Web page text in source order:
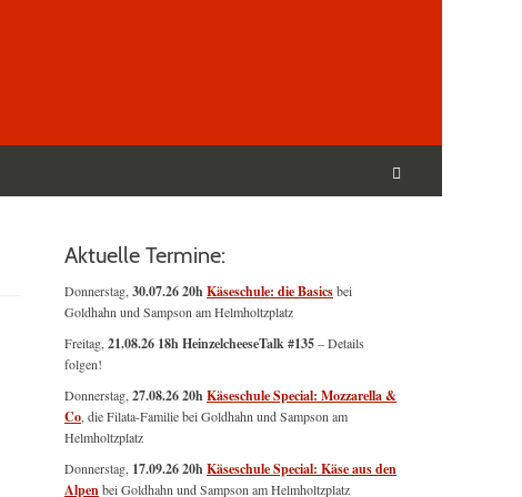
Aktuelle Termine:
Donnerstag, 30.07.26 20hKäseschule: die Basicsbei
Goldhahn und Sampson am Helmholtzplatz
Freitag, 21.08.26 18h HeinzelcheeseTalk #135– Details
folgen!
Donnerstag, 27.08.26 20hKäseschule Special: Mozzarella &
Co , die Filata-Familie bei Goldhahn und Sampson am
Helmholtzplatz
Donnerstag, 17.09.26 20hKäseschule Special: Käse aus den
Alpenbei Goldhahn und Sampson am Helmholtzplatz